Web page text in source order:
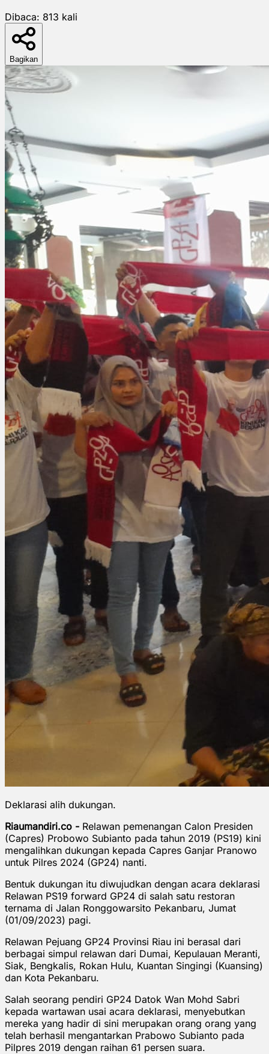
Dibaca: 813 kali
Bagikan
Deklarasi alih dukungan.
Riaumandiri.co - Relawan pemenangan Calon Presiden
(Capres) Probowo Subianto pada tahun 2019 (PS19) kini
mengalihkan dukungan kepada Capres Ganjar Pranowo
untuk Pilres 2024 (GP24) nanti.
Bentuk dukungan itu diwujudkan dengan acara deklarasi
Relawan PS19 forward GP24 di salah satu restoran
ternama di Jalan Ronggowarsito Pekanbaru, Jumat
(01/09/2023) pagi.
Relawan Pejuang GP24 Provinsi Riau ini berasal dari
berbagai simpul relawan dari Dumai, Kepulauan Meranti,
Siak, Bengkalis, Rokan Hulu, Kuantan Singingi (Kuansing)
dan Kota Pekanbaru.
Salah seorang pendiri GP24 Datok Wan Mohd Sabri
kepada wartawan usai acara deklarasi, menyebutkan
mereka yang hadir di sini merupakan orang orang yang
telah berhasil mengantarkan Prabowo Subianto pada
Pilpres 2019 dengan raihan 61 persen suara.